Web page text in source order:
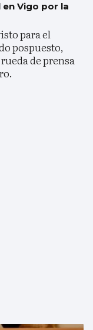
Vigo por la
para el
pospuesto,
de prensa